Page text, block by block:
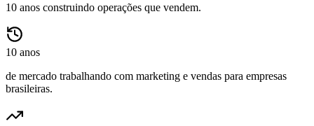
10 anos construindo operações que vendem.
10 anos
de mercado trabalhando com marketing e vendas para empresas
brasileiras.